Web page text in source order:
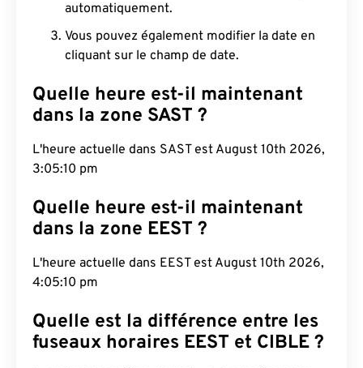
automatiquement.
Vous pouvez également modifier la date en
cliquant sur le champ de date.
Quelle heure est-il maintenant
dans la zone SAST ?
L'heure actuelle dans SAST est August 10th 2026,
3:05:11 pm
Quelle heure est-il maintenant
dans la zone EEST ?
L'heure actuelle dans EEST est August 10th 2026,
4:05:11 pm
Quelle est la différence entre les
fuseaux horaires EEST et CIBLE ?